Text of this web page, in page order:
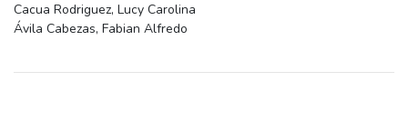
Cacua Rodriguez, Lucy Carolina
Ávila Cabezas, Fabian Alfredo